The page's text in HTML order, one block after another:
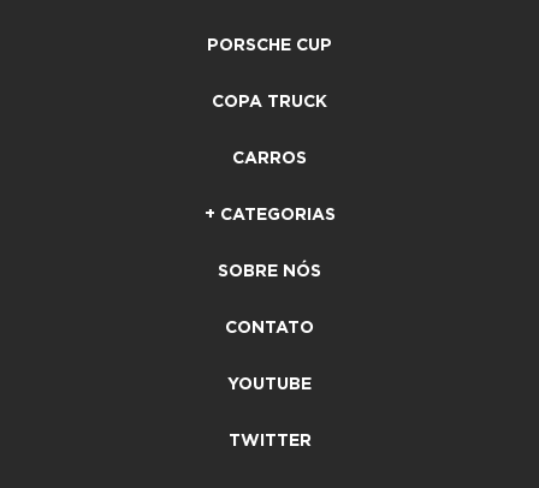
PORSCHE CUP
COPA TRUCK
CARROS
+ CATEGORIAS
SOBRE NÓS
CONTATO
YOUTUBE
TWITTER